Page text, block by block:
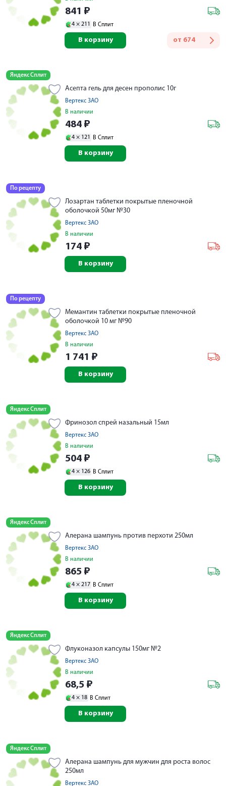
841 ₽
4 × 211 В Сплит
от 674
В корзину
Яндекс Сплит
Асепта гель для десен прополис 10г
Вертекс ЗАО
В наличии
484 ₽
4 × 121 В Сплит
В корзину
По рецепту
Лозартан таблетки покрытые пленочной
оболочкой 50мг №30
Вертекс ЗАО
В наличии
174 ₽
В корзину
По рецепту
Мемантин таблетки покрытые пленочной
оболочкой 10 мг №90
Вертекс ЗАО
В наличии
1 741 ₽
В корзину
Яндекс Сплит
Фринозол спрей назальный 15мл
Вертекс ЗАО
В наличии
504 ₽
4 × 126 В Сплит
В корзину
Яндекс Сплит
Алерана шампунь против перхоти 250мл
Вертекс ЗАО
В наличии
865 ₽
4 × 217 В Сплит
В корзину
Яндекс Сплит
Флуконазол капсулы 150мг №2
Вертекс ЗАО
В наличии
68,5 ₽
4 × 18 В Сплит
В корзину
Яндекс Сплит
Алерана шампунь для мужчин для роста волос
250мл
Вертекс ЗАО